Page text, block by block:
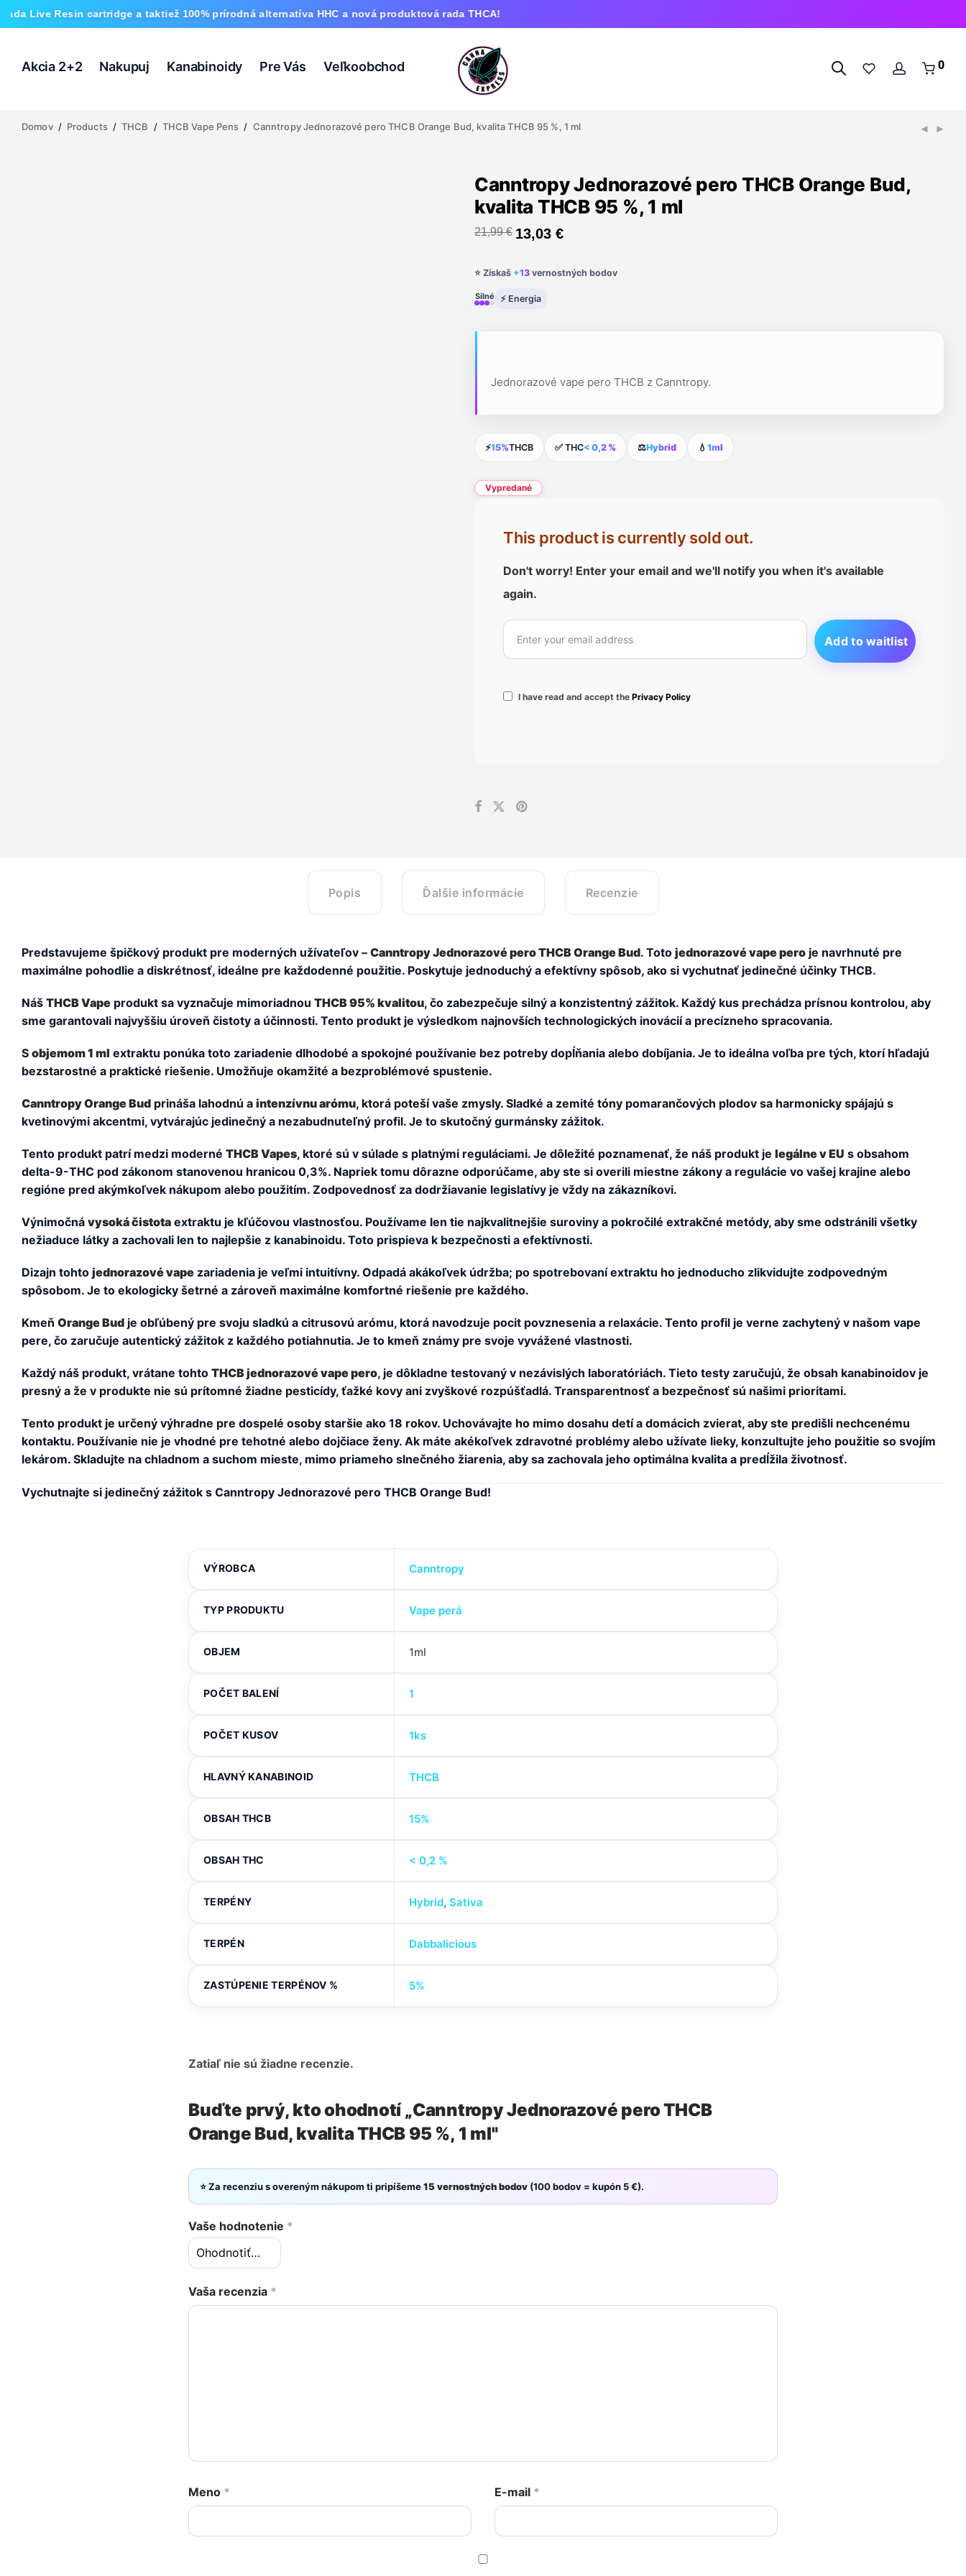
cartridge a taktiež 100% prírodná alternatíva HHC a nová produktová rada THCA!
Akcia 2+2 Nakupuj Kanabinoidy Pre Vás Veľkoobchod 0
Domov / Products / THCB / THCB Vape Pens / Canntropy Jednorazové pero THCB Orange Bud, kvalita THCB 95 %, 1 ml
Canntropy Jednorazové pero THCB Orange Bud,
kvalita THCB 95 %, 1 ml
21,99€ 13,03 €
⭐ Získaš +13 vernostných bodov
Silné ⚡ Energia
Jednorazové vape pero THCB z Canntropy.
⚡15%THCB ✅ THC< 0,2 % ⚖️Hybrid 💧 1ml
Vypredané
This product is currently sold out.
Don't worry! Enter your email and we'll notify you when it's available
again.
I have read and accept the Privacy Policy
Popis Ďalšie informácie Recenzie
Predstavujeme špičkový produkt pre moderných užívateľov – Canntropy Jednorazové pero THCB Orange Bud. Toto jednorazové vape pero je navrhnuté pre
maximálne pohodlie a diskrétnosť, ideálne pre každodenné použitie. Poskytuje jednoduchý a efektívny spôsob, ako si vychutnať jedinečné účinky THCB.
Náš THCB Vape produkt sa vyznačuje mimoriadnou THCB 95% kvalitou, čo zabezpečuje silný a konzistentný zážitok. Každý kus prechádza prísnou kontrolou, aby
sme garantovali najvyššiu úroveň čistoty a účinnosti. Tento produkt je výsledkom najnovších technologických inovácií a precízneho spracovania.
S objemom 1 ml extraktu ponúka toto zariadenie dlhodobé a spokojné používanie bez potreby dopĺňania alebo dobíjania. Je to ideálna voľba pre tých, ktorí hľadajú
bezstarostné a praktické riešenie. Umožňuje okamžité a bezproblémové spustenie.
Canntropy Orange Bud prináša lahodnú a intenzívnu arómu, ktorá poteší vaše zmysly. Sladké a zemité tóny pomarančových plodov sa harmonicky spájajú s
kvetinovými akcentmi, vytvárajúc jedinečný a nezabudnuteľný profil. Je to skutočný gurmánsky zážitok.
Tento produkt patrí medzi moderné THCB Vapes, ktoré sú v súlade s platnými reguláciami. Je dôležité poznamenať, že náš produkt je legálne v EU s obsahom
delta-9-THC pod zákonom stanovenou hranicou 0,3%. Napriek tomu dôrazne odporúčame, aby ste si overili miestne zákony a regulácie vo vašej krajine alebo
regióne pred akýmkoľvek nákupom alebo použitím. Zodpovednosť za dodržiavanie legislatívy je vždy na zákazníkovi.
Výnimočná vysoká čistota extraktu je kľúčovou vlastnosťou. Používame len tie najkvalitnejšie suroviny a pokročilé extrakčné metódy, aby sme odstránili všetky
nežiaduce látky a zachovali len to najlepšie z kanabinoidu. Toto prispieva k bezpečnosti a efektívnosti.
Dizajn tohto jednorazové vape zariadenia je veľmi intuitívny. Odpadá akákoľvek údržba; po spotrebovaní extraktu ho jednoducho zlikvidujte zodpovedným
spôsobom. Je to ekologicky šetrné a zároveň maximálne komfortné riešenie pre každého.
Kmeň Orange Bud je obľúbený pre svoju sladkú a citrusovú arómu, ktorá navodzuje pocit povznesenia a relaxácie. Tento profil je verne zachytený v našom vape
pere, čo zaručuje autentický zážitok z každého potiahnutia. Je to kmeň známy pre svoje vyvážené vlastnosti.
Každý náš produkt, vrátane tohto THCB jednorazové vape pero, je dôkladne testovaný v nezávislých laboratóriách. Tieto testy zaručujú, že obsah kanabinoidov je
presný a že v produkte nie sú prítomné žiadne pesticídy, ťažké kovy ani zvyškové rozpúšťadlá. Transparentnosť a bezpečnosť sú našimi prioritami.
Tento produkt je určený výhradne pre dospelé osoby staršie ako 18 rokov. Uchovávajte ho mimo dosahu detí a domácich zvierat, aby ste predišli nechcenému
kontaktu. Používanie nie je vhodné pre tehotné alebo dojčiace ženy. Ak máte akékoľvek zdravotné problémy alebo užívate lieky, konzultujte jeho použitie so svojím
lekárom. Skladujte na chladnom a suchom mieste, mimo priameho slnečného žiarenia, aby sa zachovala jeho optimálna kvalita a predĺžila životnosť.
Vychutnajte si jedinečný zážitok s Canntropy Jednorazové pero THCB Orange Bud!
VÝROBCA Canntropy
TYP PRODUKTU Vape perá
OBJEM 1ml
POČET BALENÍ 1
POČET KUSOV 1ks
HLAVNÝ KANABINOID THCB
OBSAH THCB 15%
OBSAH THC < 0,2 %
TERPÉNY Hybrid,Sativa
TERPÉN Dabbalicious
ZASTÚPENIE TERPÉNOV % 5%
Zatiaľ nie sú žiadne recenzie.
Buďte prvý, kto ohodnotí „Canntropy Jednorazové pero THCB
Orange Bud, kvalita THCB 95 %, 1 ml"
⭐ Za recenziu s overeným nákupom ti pripíšeme15 vernostných bodov (100 bodov = kupón 5 €).
Vaše hodnotenie *
Vaša recenzia *
Meno * E-mail *